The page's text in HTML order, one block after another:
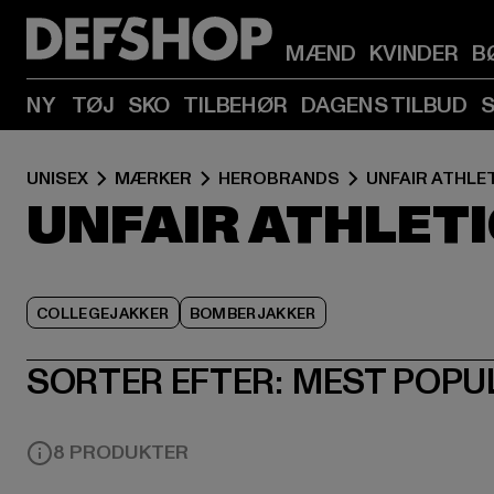
MÆND KVINDER
NY TØJ SKO TILBEHØR DAGENS TILBUD
UNISEX MÆRKER HEROBRANDS UNFAIR
UNFAIR
COLLEGEJAKKER BOMBERJAKKER
SORTER EFTER: MEST
8 PRODUKTER